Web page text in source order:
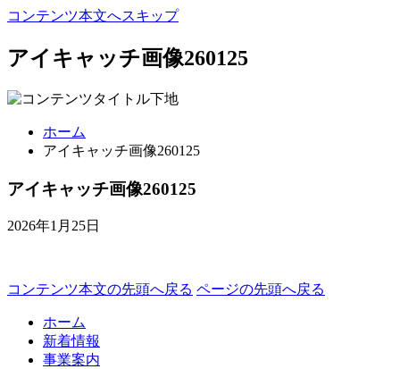
コンテンツ本文へスキップ
アイキャッチ画像260125
ホーム
アイキャッチ画像260125
アイキャッチ画像260125
2026年1月25日
コンテンツ本文の先頭へ戻る ページの先頭へ戻る
ホーム
新着情報
事業案内